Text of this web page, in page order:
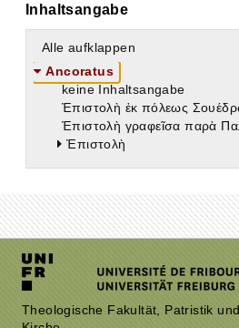
Inhaltsangabe
Alle aufklappen
Ancoratus
keine Inhaltsangabe
Ἐπιστολὴ ἐκ πόλεως
Ἐπιστολὴ γραφεῖσα παρὰ
Ἐπιστολὴ
Theologische Fakultät, Patristik